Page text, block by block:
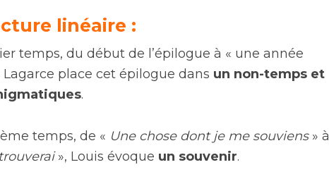
linéaire :
temps, du début de l’épilogue à « une année
place cet épilogue dans un non-temps et
.
temps, de « Une chose dont je me souviens» à
», Louis évoque un souvenir.